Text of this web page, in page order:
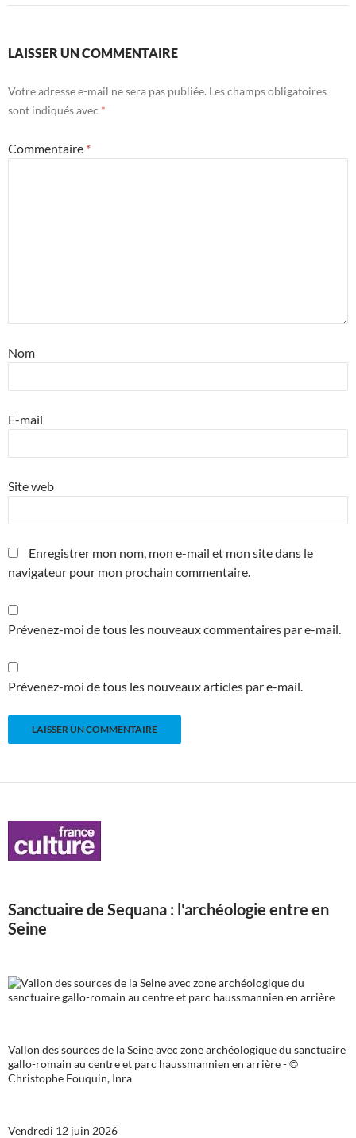
LAISSER UN COMMENTAIRE
Votre adresse e-mail ne sera pas publiée. Les champs obligatoires
sont indiqués avec *
Commentaire *
Nom
E-mail
Site web
Enregistrer mon nom, mon e-mail et mon site dans le
navigateur pour mon prochain commentaire.
Prévenez-moi de tous les nouveaux commentaires par e-mail.
Prévenez-moi de tous les nouveaux articles par e-mail.
Sanctuaire de Sequana : l'archéologie entre en
Seine
Vallon des sources de la Seine avec zone archéologique du sanctuaire
gallo-romain au centre et parc haussmannien en arrière - ©
Christophe Fouquin, Inra
Vendredi 12 juin 2026